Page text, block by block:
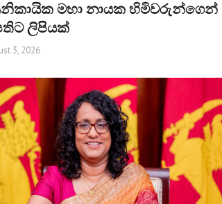
මහා නායක හිමිවරුන්ගෙන්
ලිපියක්
3, 2026